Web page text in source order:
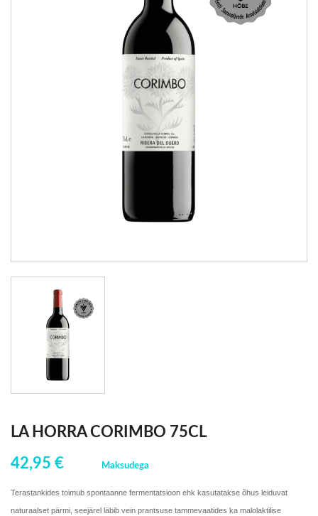
LA HORRA CORIMBO 75CL
42,95 €
Maksudega
Terastankides toimub spontaanne fermentatsioon ehk kasutatakse õhus leiduvat
naturaalset pärmi, seejärel läbib vein prantsuse tammevaatides ka malolaktilise